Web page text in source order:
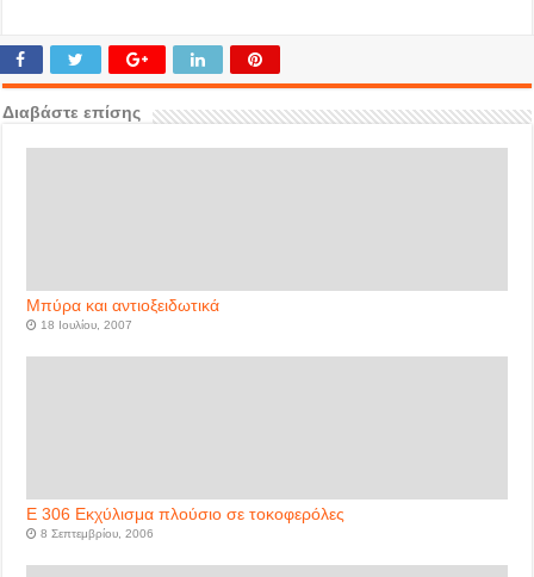
Διαβάστε επίσης
Μπύρα και αντιοξειδωτικά
18 Ιουλίου, 2007
Ε 306 Εκχύλισμα πλούσιο σε τοκοφερόλες
8 Σεπτεμβρίου, 2006